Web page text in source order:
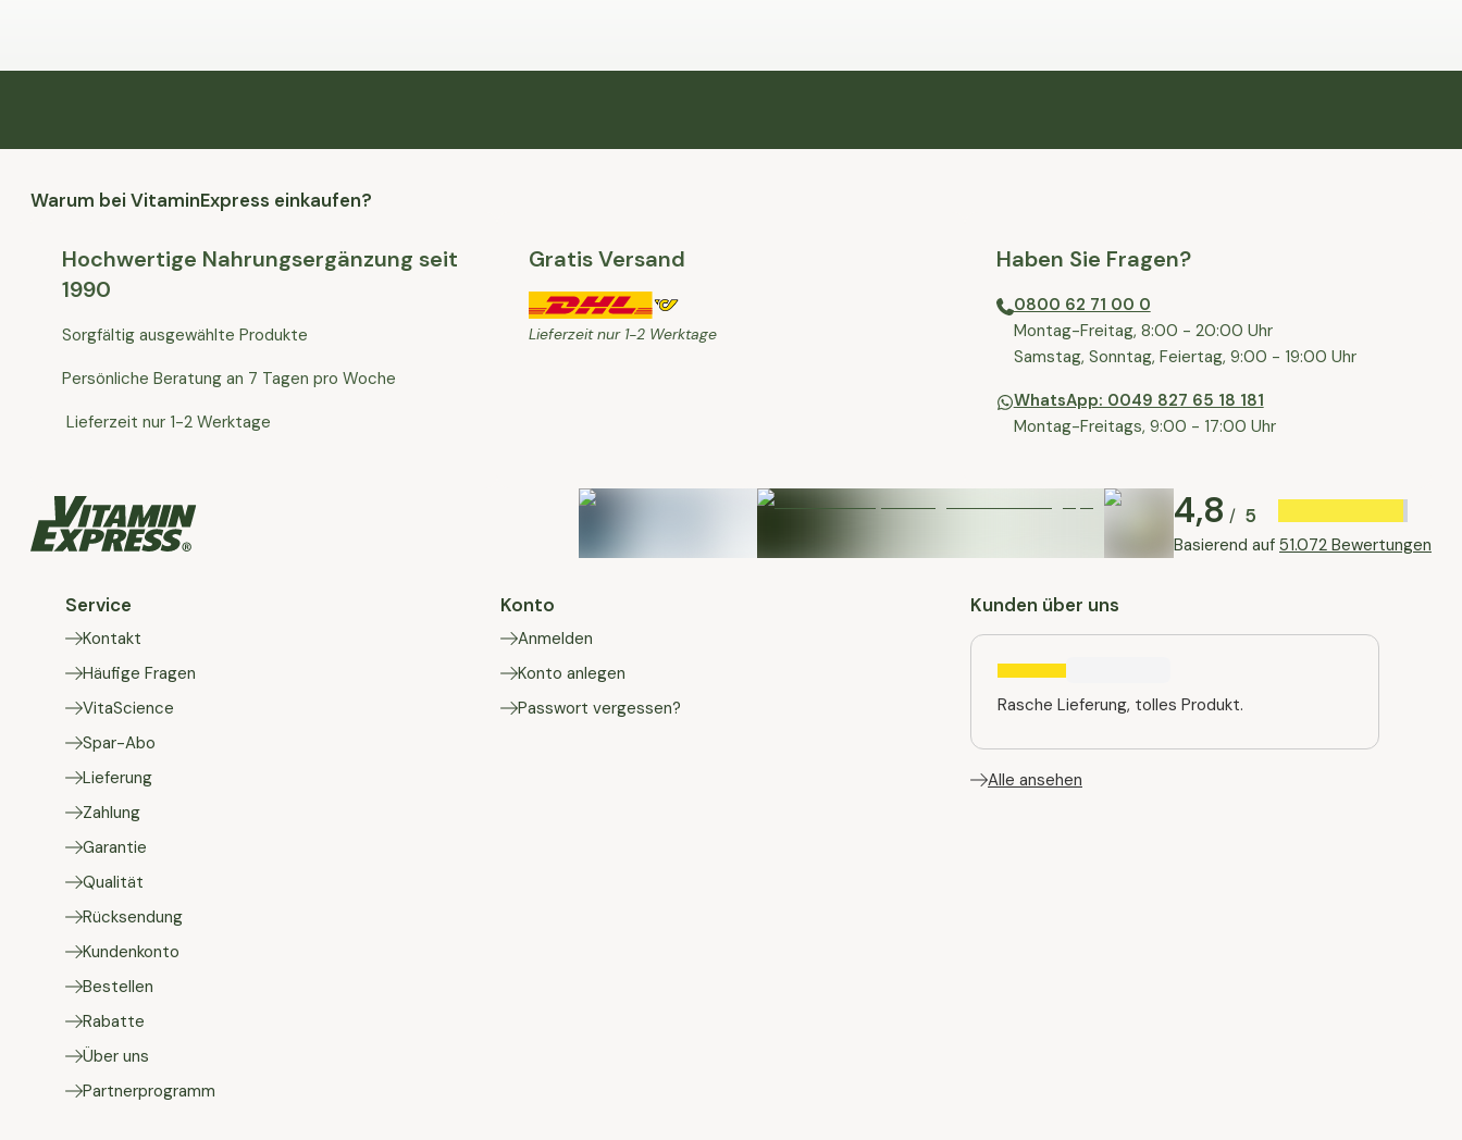
Warum bei VitaminExpress einkaufen?
Hochwertige Nahrungsergänzung seit
1990
Sorgfältig ausgewählte Produkte
Persönliche Beratung an 7 Tagen pro Woche
Lieferzeit nur 1-2 Werktage
Gratis Versand
Lieferzeit nur 1-2 Werktage
Haben Sie Fragen?
0800 62 71 00 0
⁠⁠Montag-Freitag, 8:00 - 20:00 Uhr
⁠Samstag, Sonntag, Feiertag, 9:00 - 19:00 Uhr
WhatsApp: 0049 827 65 18 181
Montag-Freitags, 9:00 - 17:00 Uhr
4,8 / 5
Basierend auf 51.072 Bewertungen
Service
Kontakt
Häufige Fragen
VitaScience
Spar-Abo
Lieferung
Zahlung
Garantie
Qualität
Rücksendung
Kundenkonto
Bestellen
Rabatte
Über uns
Partnerprogramm
Konto
Anmelden
Konto anlegen
Passwort vergessen?
Kunden über uns
Rasche Lieferung, tolles Produkt.
Alle ansehen